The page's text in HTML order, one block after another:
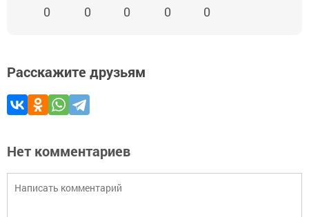
0 0 0 0 0
Расскажите друзьям
Нет комментариев